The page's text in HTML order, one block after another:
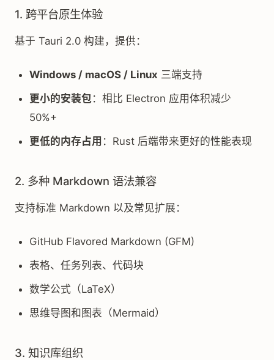
1. 跨平台原生体验
基于 Tauri 2.0 构建，提供：
Windows / macOS / Linux 三端支持
更小的安装包 ：相比 Electron 应用体积减少
50%+
更低的内存占用 ：Rust 后端带来更好的性能表现
2. 多种 Markdown 语法兼容
支持标准 Markdown 以及常见扩展：
GitHub Flavored Markdown (GFM)
表格、任务列表、代码块
数学公式（LaTeX）
思维导图和图表（Mermaid）
3. 知识库组织